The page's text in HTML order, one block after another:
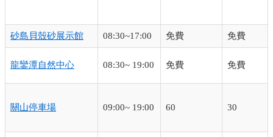
砂島貝殼砂展示館 08:30~17:00 免費 免費
龍鑾潭自然中心 08:30~ 19:00 免費 免費
關山停車場 09:00~ 19:00 60 30